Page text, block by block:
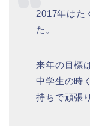
2017年はた
た。
来年の目標
中学生の時
持ちで頑張